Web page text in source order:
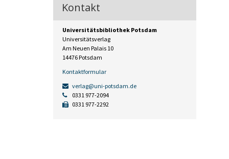
Kontakt
Universitätsbibliothek Potsdam
Universitätsverlag
Am Neuen Palais 10
14476 Potsdam
Kontaktformular
verlag@uni-potsdam.de
0331 977-2094
0331 977-2292